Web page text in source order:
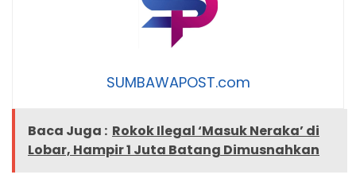
SUMBAWAPOST.com
Baca Juga : Rokok Ilegal ‘Masuk Neraka’ di
Lobar, Hampir 1 Juta Batang Dimusnahkan